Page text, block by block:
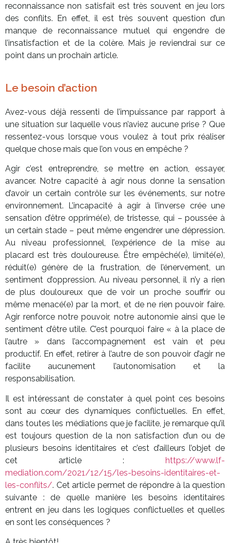
reconnaissance non satisfait est très souvent en jeu lors
des conflits. En effet, il est très souvent question d’un
manque de reconnaissance mutuel qui engendre de
l’insatisfaction et de la colère. Mais je reviendrai sur ce
point dans un prochain article.
Le besoin d’action
Avez-vous déjà ressenti de l’impuissance par rapport à
une situation sur laquelle vous n’aviez aucune prise ? Que
ressentez-vous lorsque vous voulez à tout prix réaliser
quelque chose mais que l’on vous en empêche ?
Agir c’est entreprendre, se mettre en action, essayer,
avancer. Notre capacité à agir nous donne la sensation
d’avoir un certain contrôle sur les événements, sur notre
environnement. L’incapacité à agir à l’inverse crée une
sensation d’être opprimé(e), de tristesse, qui – poussée à
un certain stade – peut même engendrer une dépression.
Au niveau professionnel, l’expérience de la mise au
placard est très douloureuse. Être empêché(e), limité(e),
réduit(e) génère de la frustration, de l’énervement, un
sentiment d’oppression. Au niveau personnel, il n’y a rien
de plus douloureux que de voir un proche souffrir ou
même menacé(e) par la mort, et de ne rien pouvoir faire.
Agir renforce notre pouvoir, notre autonomie ainsi que le
sentiment d’être utile. C’est pourquoi faire « à la place de
l’autre » dans l’accompagnement est vain et peu
productif. En effet, retirer à l’autre de son pouvoir d’agir ne
facilite aucunement l’autonomisation et la
responsabilisation.
Il est intéressant de constater à quel point ces besoins
sont au cœur des dynamiques conflictuelles. En effet,
dans toutes les médiations que je facilite, je remarque qu’il
est toujours question de la non satisfaction d’un ou de
plusieurs besoins identitaires et c’est d’ailleurs l’objet de
cet article : https://www.lf-
mediation.com/2021/12/15/les-besoins-identitaires-et-
les-conflits/. Cet article permet de répondre à la question
suivante : de quelle manière les besoins identitaires
entrent en jeu dans les logiques conflictuelles et quelles
en sont les conséquences ?